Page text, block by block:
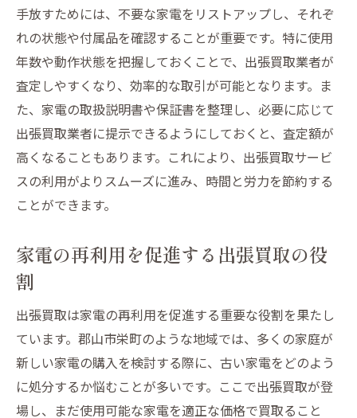
手放すためには、不要な家電をリストアップし、それぞ
れの状態や付属品を確認することが重要です。特に使用
年数や動作状態を把握しておくことで、出張買取業者が
査定しやすくなり、効率的な取引が可能となります。ま
た、家電の取扱説明書や保証書を整理し、必要に応じて
出張買取業者に提示できるようにしておくと、査定額が
高くなることもあります。これにより、出張買取サービ
スの利用がよりスムーズに進み、時間と労力を節約する
ことができます。
家電の再利用を促進する出張買取の役
割
出張買取は家電の再利用を促進する重要な役割を果たし
ています。郡山市栄町のような地域では、多くの家庭が
新しい家電の購入を検討する際に、古い家電をどのよう
に処分するか悩むことが多いです。ここで出張買取が登
場し、まだ使用可能な家電を適正な価格で買取ること